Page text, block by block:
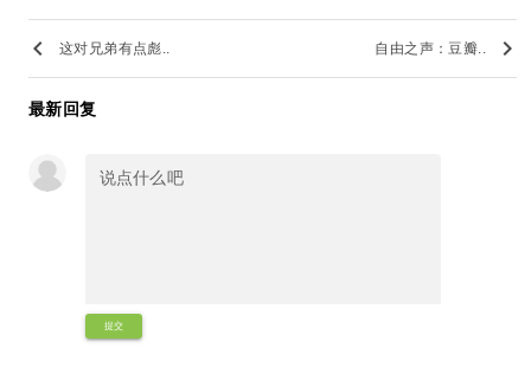
keyboard_arrow_left 这对兄弟有点彪.. 自由之声：豆瓣.. keyboard_arrow_right
最新回复
提交